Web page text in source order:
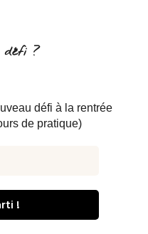
défi ?
défi à la rentrée
de pratique)